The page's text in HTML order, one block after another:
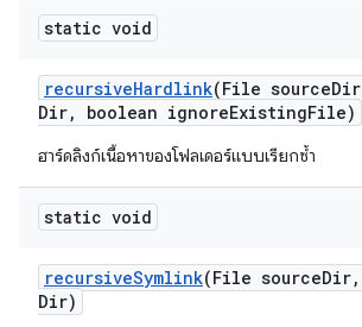
static void
recursiveHardlink(File sourceDir
Dir, boolean ignoreExistingFile)
ฮาร์ดลิงก์เนื้อหาของโฟลเดอร์แบบเรียกซ้ำ
static void
recursiveSymlink(File sourceDir,
Dir)